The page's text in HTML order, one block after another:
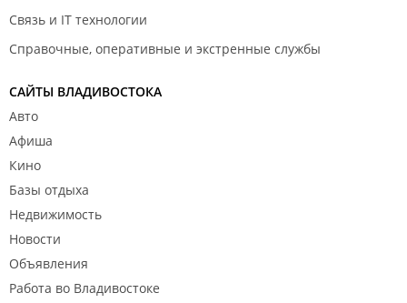
Связь и IT технологии
Справочные, оперативные и экстренные службы
САЙТЫ ВЛАДИВОСТОКА
Авто
Афиша
Кино
Базы отдыха
Недвижимость
Новости
Объявления
Работа во Владивостоке